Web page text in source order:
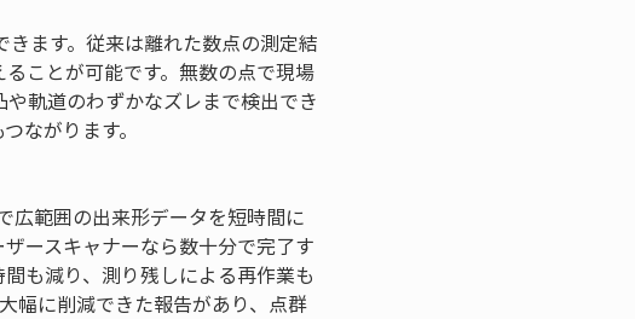
ます。従来は離れた数点の測定結
ことが可能です。無数の点で現場
軌道のわずかなズレまで検出でき
ながります。
広範囲の出来形データを短時間に
ースキャナーなら数十分で完了す
も減り、測り残しによる再作業も
幅に削減できた報告があり、点群